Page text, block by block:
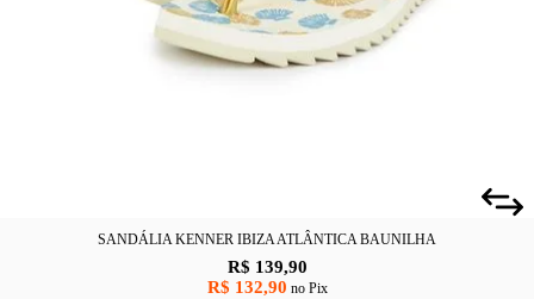
SANDÁLIA KENNER IBIZA ATLÂNTICA BAUNILHA
R$ 139,90
R$ 132,90 no Pix